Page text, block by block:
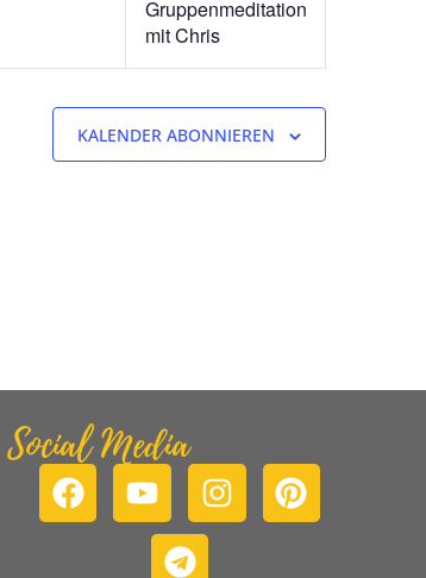
Gruppenmeditation
mit Chris
KALENDER ABONNIEREN
Social Media